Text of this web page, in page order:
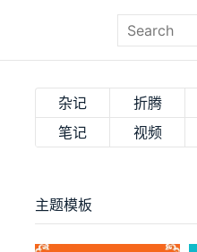
杂记 折腾
笔记
视频
主题模板